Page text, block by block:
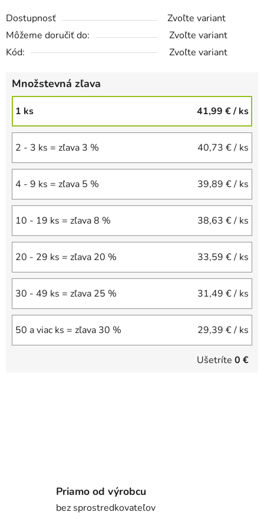
Dostupnosť
Zvoľte variant
Môžeme doručiť do:
Zvoľte variant
Kód:
Zvoľte variant
Množstevná zľava
1 ks 41,99 €/ ks
2 - 3 ks = zľava 3 % 40,73 €/ ks
4 - 9 ks = zľava 5 % 39,89 €/ ks
10 - 19 ks = zľava 8 % 38,63 €/ ks
20 - 29 ks = zľava 20 % 33,59 €/ ks
30 - 49 ks = zľava 25 % 31,49 €/ ks
50 a viac ks = zľava 30 % 29,39 €/ ks
Ušetríte 0 €
Priamo od výrobcu
bez sprostredkovateľov